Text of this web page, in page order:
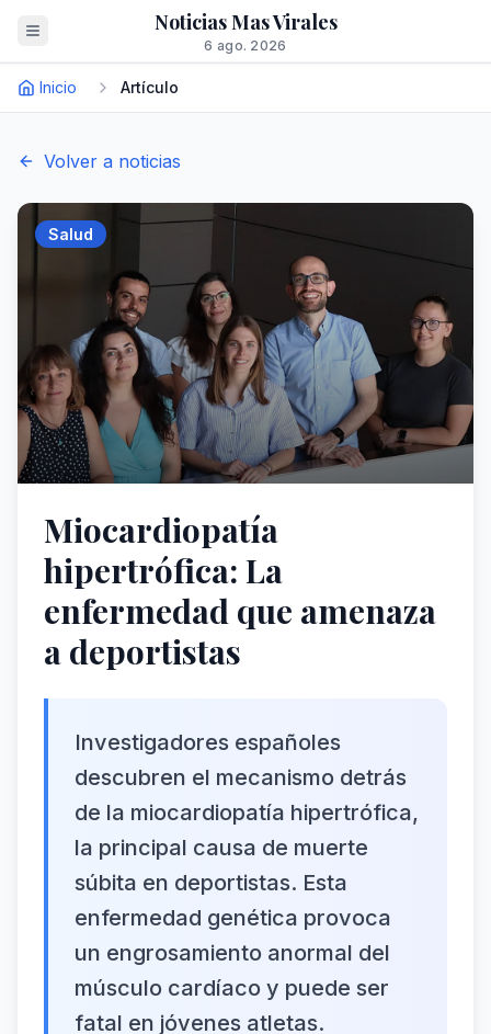
Noticias Mas Virales
6 ago. 2026
Inicio Artículo
Volver a noticias
Salud
Miocardiopatía
hipertrófica: La
enfermedad que amenaza
a deportistas
Investigadores españoles
descubren el mecanismo detrás
de la miocardiopatía hipertrófica,
la principal causa de muerte
súbita en deportistas. Esta
enfermedad genética provoca
un engrosamiento anormal del
músculo cardíaco y puede ser
fatal en jóvenes atletas.